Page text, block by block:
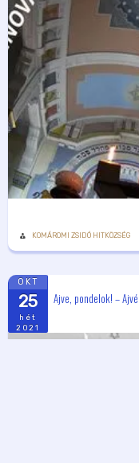
KOMÁROMI ZSIDÓ HITKÖZSÉG
OKT
25
hét
2021
Ajve, pondelok! –